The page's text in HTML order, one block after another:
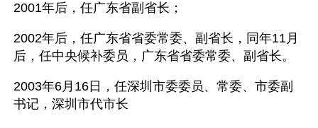
2001年后，任广东省副省长；
2002年后，任广东省省委常委、副省长，同年11月
后，任中央候补委员，广东省省委常委、副省长。
2003年6月16日，任深圳市委委员、常委、市委副
书记，深圳市代市长